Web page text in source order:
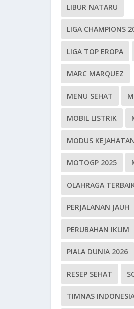
LIBUR NATARU
LIGA CHAMPIONS
LIGA TOP EROPA
MARC MARQUEZ
MENU SEHAT
MOBIL LISTRIK
MODUS
MOTOGP 2025
OLAHRAGA
PERJALANAN JAUH
PERUBAHAN IKLIM
PIALA DUNIA 2026
RESEP SEHAT
TIMNAS